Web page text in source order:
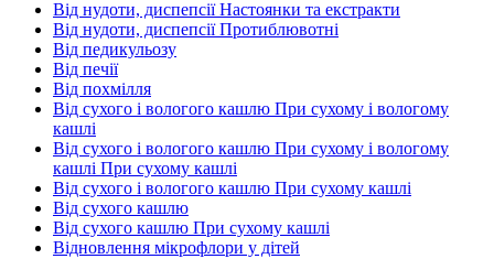
Від нудоти, диспепсії Настоянки та екстракти
Від нудоти, диспепсії Протиблювотні
Від педикульозу
Від печії
Від похмілля
Від сухого і вологого кашлю При сухому і вологому
кашлі
Від сухого і вологого кашлю При сухому і вологому
кашлі При сухому кашлі
Від сухого і вологого кашлю При сухому кашлі
Від сухого кашлю
Від сухого кашлю При сухому кашлі
Відновлення мікрофлори у дітей